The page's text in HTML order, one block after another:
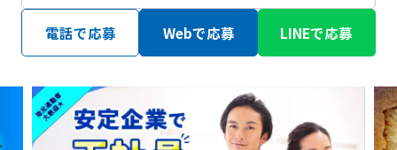
電話で応募 Webで応募 LINEで応募